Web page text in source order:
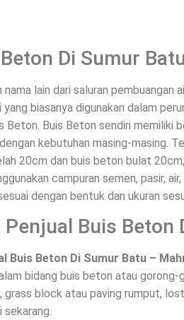
Di Sumur
nama lain dari saluran
biasanya digunakan dalam
Beton. Buis Beton sendiri memiliki
kebutuhan masing-masing.
20cm dan buis beton bulat
campuran semen, pasir,
dengan bentuk dan ukuran
Buis Beton
Buis Beton Di Sumur Batu –
bidang buis beton atau
block atau paving rumput,
sekarang.